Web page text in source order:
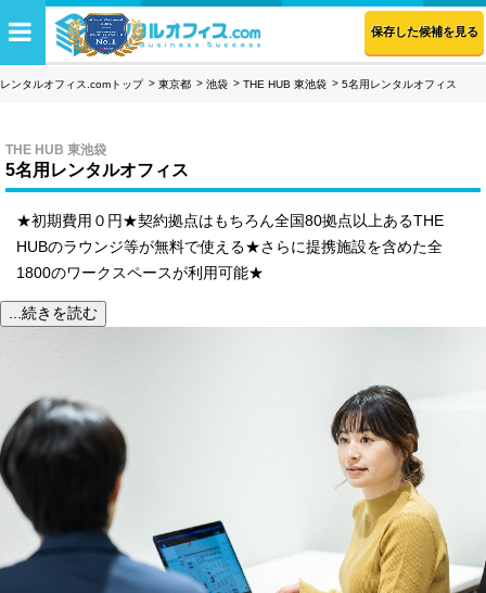
保存した候補を見る
レンタルオフィス.comトップ 東京都 池袋 THE HUB 東池袋 5名用レンタルオフィス
THE HUB 東池袋
5名用レンタルオフィス
★初期費用０円★契約拠点はもちろん全国80拠点以上あるTHE
HUBのラウンジ等が無料で使える★さらに提携施設を含めた全
1800のワークスペースが利用可能★
...続きを読む